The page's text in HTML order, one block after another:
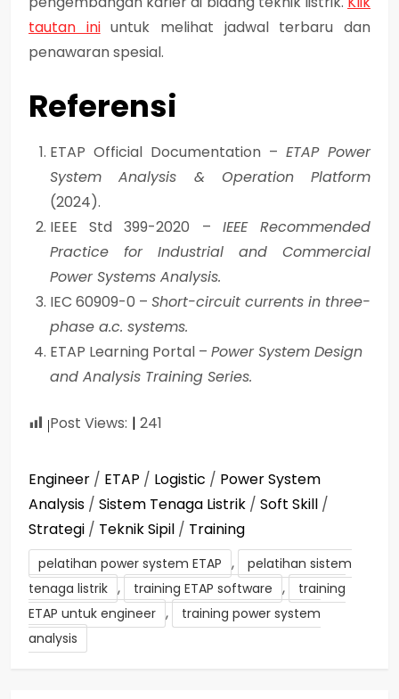
tautan iniuntuk melihat jadwal terbaru dan
penawaran spesial.
Referensi
ETAP Official Documentation – ETAP Power
System Analysis & Operation Platform
(2024).
IEEE Std 399-2020 – IEEE Recommended
Practice for Industrial and Commercial
Power Systems Analysis.
IEC 60909-0 – Short-circuit currents in three-
phase a.c. systems.
ETAP Learning Portal – Power System Design
and Analysis Training Series.
Post Views: 241
Engineer / ETAP / Logistic / Power System
Analysis / Sistem Tenaga Listrik / Soft Skill /
Strategi / Teknik Sipil / Training
pelatihan power system ETAP ,
pelatihan sistem
tenaga listrik , training ETAP software ,
training
ETAP untuk engineer ,
training power system
analysis